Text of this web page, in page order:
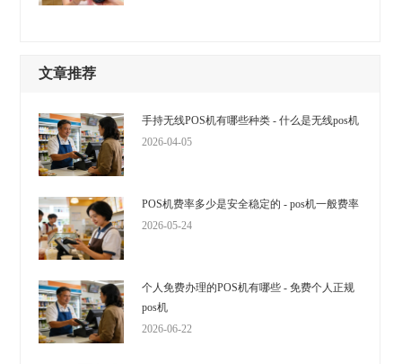
文章推荐
手持无线POS机有哪些种类 - 什么是无线pos机
2026-04-05
POS机费率多少是安全稳定的 - pos机一般费率
2026-05-24
个人免费办理的POS机有哪些 - 免费个人正规
pos机
2026-06-22